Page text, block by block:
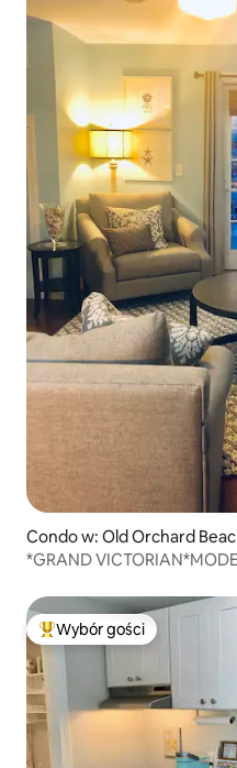
Condo w: Old Orchard
*GRAND
Najpopularniejsze z
Wybór gości